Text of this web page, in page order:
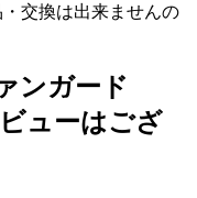
交換は出来ませんの
ンガード
ューはござ